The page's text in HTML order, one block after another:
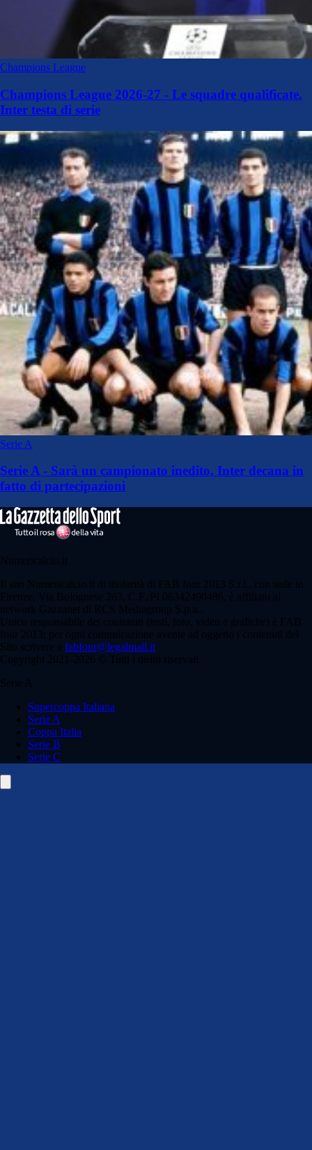
Champions League
Champions League 2026-27 - Le squadre qualificate.
Inter testa di serie
Serie A
Serie A - Sarà un campionato inedito. Inter decana in
fatto di partecipazioni
Numericalcio.it
Il sito Numericalcio.it di titolarità di FAB four 2013 S.r.l., con sede in
Firenze, Via Bolognese 263, C.F./PI 06342490486, è affiliato al
network Gazzanet di RCS Mediagroup S.p.a..
Unico responsabile dei contenuti (testi, foto, video e grafiche) è FAB
four 2013; per ogni comunicazione avente ad oggetto i contenuti del
Sito scrivere a fabfour@legalmail.it
Copyright 2021-2026 © Tutti i diritti riservati.
Serie A
Supercoppa Italiana
Serie A
Coppa Italia
Serie B
Serie C